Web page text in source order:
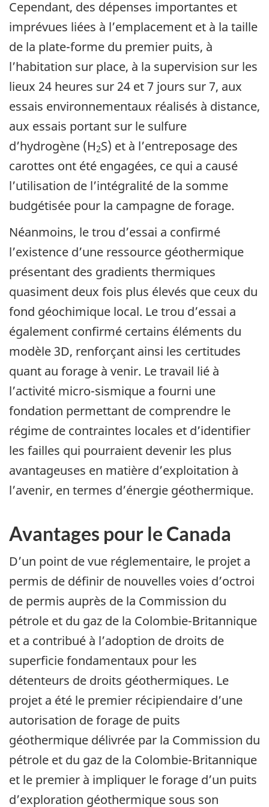
Cependant, des dépenses importantes et
imprévues liées à l’emplacement et à la taille
de la plate-forme du premier puits, à
l’habitation sur place, à la supervision sur les
lieux 24 heures sur 24 et 7 jours sur 7, aux
essais environnementaux réalisés à distance,
aux essais portant sur le sulfure
d’hydrogène (H2S) et à l’entreposage des
carottes ont été engagées, ce qui a causé
l’utilisation de l’intégralité de la somme
budgétisée pour la campagne de forage.
Néanmoins, le trou d’essai a confirmé
l’existence d’une ressource géothermique
présentant des gradients thermiques
quasiment deux fois plus élevés que ceux du
fond géochimique local. Le trou d’essai a
également confirmé certains éléments du
modèle 3D, renforçant ainsi les certitudes
quant au forage à venir. Le travail lié à
l’activité micro-sismique a fourni une
fondation permettant de comprendre le
régime de contraintes locales et d’identifier
les failles qui pourraient devenir les plus
avantageuses en matière d’exploitation à
l’avenir, en termes d’énergie géothermique.
Avantages pour le Canada
D’un point de vue réglementaire, le projet a
permis de définir de nouvelles voies d’octroi
de permis auprès de la Commission du
pétrole et du gaz de la Colombie-Britannique
et a contribué à l’adoption de droits de
superficie fondamentaux pour les
détenteurs de droits géothermiques. Le
projet a été le premier récipiendaire d’une
autorisation de forage de puits
géothermique délivrée par la Commission du
pétrole et du gaz de la Colombie-Britannique
et le premier à impliquer le forage d’un puits
d’exploration géothermique sous son